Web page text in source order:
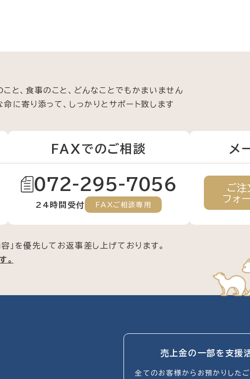
と、食事のこと、
どんなことでもかまいません
に寄り添って、
しっかりとサポート致します
FAXでのご相談
072-295-7056
24時間受付 FAXご相談専用
メ
ご注
フォ
」を優先してお返事差し上げております。
。
売上金の一部を 支援
全てのお客様からお預かりした